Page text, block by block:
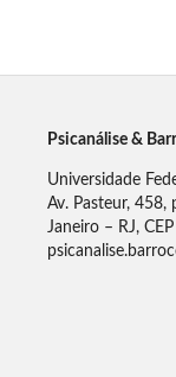
Psicanálise &
Universidade
Av. Pasteur, 458,
Janeiro – RJ,